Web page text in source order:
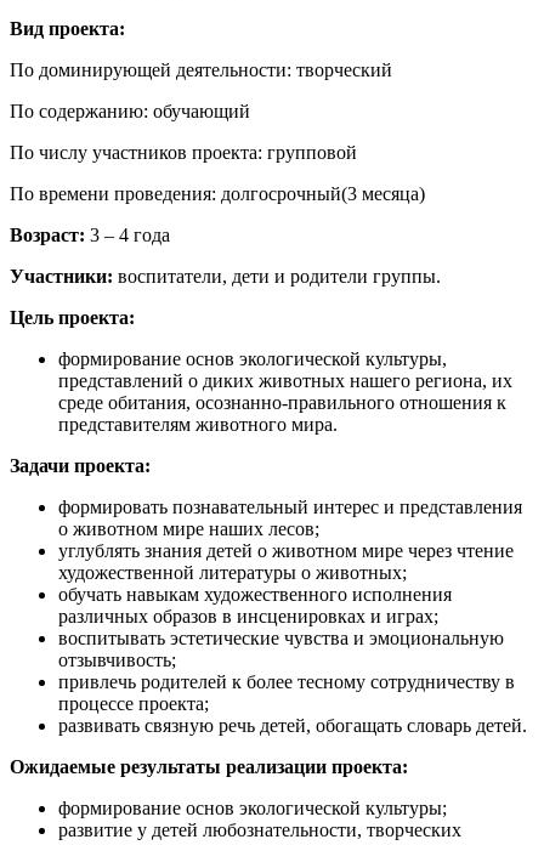
Вид проекта:
По доминирующей деятельности: творческий
По содержанию: обучающий
По числу участников проекта: групповой
По времени проведения: долгосрочный(3 месяца)
Возраст: 3 – 4 года
Участники: воспитатели, дети и родители группы.
Цель проекта:
формирование основ экологической культуры,
представлений о диких животных нашего региона, их
среде обитания, осознанно-правильного отношения к
представителям животного мира.
Задачи проекта:
формировать познавательный интерес и представления
о животном мире наших лесов;
углублять знания детей о животном мире через чтение
художественной литературы о животных;
обучать навыкам художественного исполнения
различных образов в инсценировках и играх;
воспитывать эстетические чувства и эмоциональную
отзывчивость;
привлечь родителей к более тесному сотрудничеству в
процессе проекта;
развивать связную речь детей, обогащать словарь детей.
Ожидаемые результаты реализации проекта:
формирование основ экологической культуры;
развитие у детей любознательности, творческих